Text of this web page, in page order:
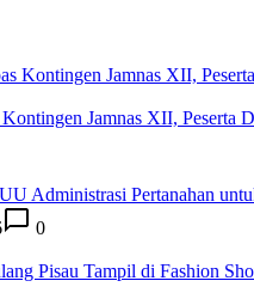
Jamnas XII, Peserta
Administrasi Pertanahan
0
Pisau Tampil di Fashion